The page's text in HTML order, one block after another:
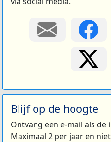
Blijf op de hoogte
Ontvang een e-mail als
Maximaal 2 per jaar en